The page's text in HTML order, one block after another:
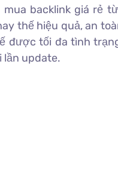
mua backlink giá rẻ
thế hiệu quả, an
được tối đa tình
lần update.